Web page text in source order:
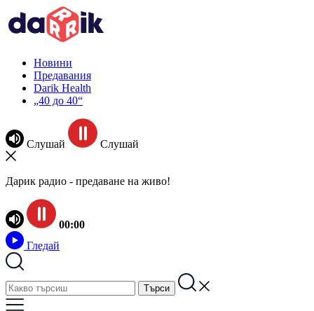
Новини
Предавания
Darik Health
„40 до 40“
Слушай Слушай
Дарик радио - предаване на живо!
00:00
Гледай